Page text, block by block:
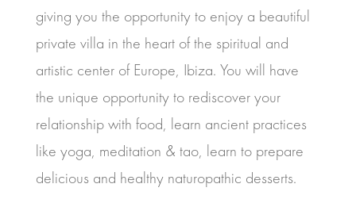
giving you the opportunity to enjoy a beautiful
private villa in the heart of the spiritual and
artistic center of Europe, Ibiza. You will have
the unique opportunity to rediscover your
relationship with food, learn ancient practices
like yoga, meditation & tao, learn to prepare
delicious and healthy naturopathic desserts.